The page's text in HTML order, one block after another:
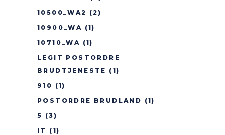
10500_WA2 (2)
10900_WA (1)
10710_WA (1)
LEGIT POSTORDRE
BRUDTJENESTE (1)
910 (1)
POSTORDRE BRUDLAND (1)
5 (3)
IT
(1)